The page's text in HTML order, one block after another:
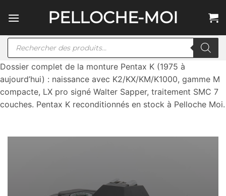
au
PELLOCHE-MOI
Recherche
Dossier complet de la monture Pentax K (1975 à
aujourd’hui) : naissance avec K2/KX/KM/K1000, gamme M
compacte, LX pro signé Walter Sapper, traitement SMC 7
couches. Pentax K reconditionnés en stock à Pelloche Moi.